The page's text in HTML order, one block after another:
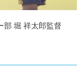
部 堀 祥太郎監督